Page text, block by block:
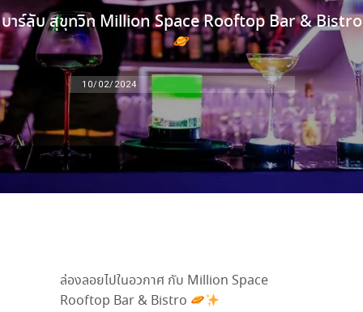
บาร์ลับ สุขุทวิท Million Space Rooftop Bar & Bistro
10/02/2024
ล่องลอยไปในอวกาศ กับ Million Space
Rooftop Bar & Bistro